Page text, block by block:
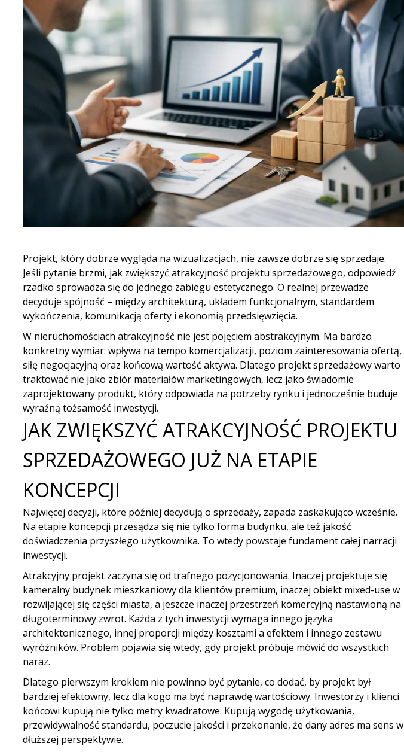
Projekt, który dobrze wygląda na wizualizacjach, nie zawsze dobrze się sprzedaje.
Jeśli pytanie brzmi, jak zwiększyć atrakcyjność projektu sprzedażowego, odpowiedź
rzadko sprowadza się do jednego zabiegu estetycznego. O realnej przewadze
decyduje spójność – między architekturą, układem funkcjonalnym, standardem
wykończenia, komunikacją oferty i ekonomią przedsięwzięcia.
W nieruchomościach atrakcyjność nie jest pojęciem abstrakcyjnym. Ma bardzo
konkretny wymiar: wpływa na tempo komercjalizacji, poziom zainteresowania ofertą,
siłę negocjacyjną oraz końcową wartość aktywa. Dlatego projekt sprzedażowy warto
traktować nie jako zbiór materiałów marketingowych, lecz jako świadomie
zaprojektowany produkt, który odpowiada na potrzeby rynku i jednocześnie buduje
wyraźną tożsamość inwestycji.
JAK ZWIĘKSZYĆ ATRAKCYJNOŚĆ PROJEKTU
SPRZEDAŻOWEGO JUŻ NA ETAPIE
KONCEPCJI
Najwięcej decyzji, które później decydują o sprzedaży, zapada zaskakująco wcześnie.
Na etapie koncepcji przesądza się nie tylko forma budynku, ale też jakość
doświadczenia przyszłego użytkownika. To wtedy powstaje fundament całej narracji
inwestycji.
Atrakcyjny projekt zaczyna się od trafnego pozycjonowania. Inaczej projektuje się
kameralny budynek mieszkaniowy dla klientów premium, inaczej obiekt mixed-use w
rozwijającej się części miasta, a jeszcze inaczej przestrzeń komercyjną nastawioną na
długoterminowy zwrot. Każda z tych inwestycji wymaga innego języka
architektonicznego, innej proporcji między kosztami a efektem i innego zestawu
wyróżników. Problem pojawia się wtedy, gdy projekt próbuje mówić do wszystkich
naraz.
Dlatego pierwszym krokiem nie powinno być pytanie, co dodać, by projekt był
bardziej efektowny, lecz dla kogo ma być naprawdę wartościowy. Inwestorzy i klienci
końcowi kupują nie tylko metry kwadratowe. Kupują wygodę użytkowania,
przewidywalność standardu, poczucie jakości i przekonanie, że dany adres ma sens w
dłuższej perspektywie.